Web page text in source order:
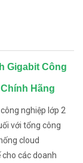
Gigabit Công
Hãng
nghiệp lớp 2
với tổng công
cloud
các doanh